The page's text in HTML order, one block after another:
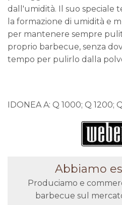
dall'umidità. Il suo speciale
la formazione di umidità e
per mantenere sempre
proprio barbecue, senza
tempo per pulirlo dalla
IDONEA A: Q 1000; Q 1200;
Abbiamo
Produciamo e
barbecue sul